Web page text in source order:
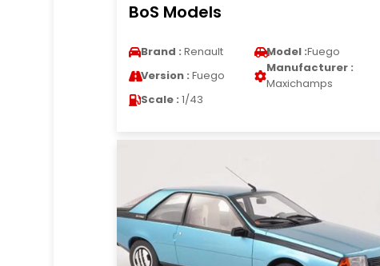
BoS Models
Brand : Renault Model :Fuego
Version : Fuego
Manufacturer :
Maxichamps
Scale : 1/43